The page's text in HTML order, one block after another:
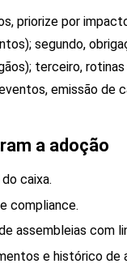
priorize por
segundo,
terceiro,
emissão de
a adoção
caixa.
compliance.
assembleias com
e histórico de